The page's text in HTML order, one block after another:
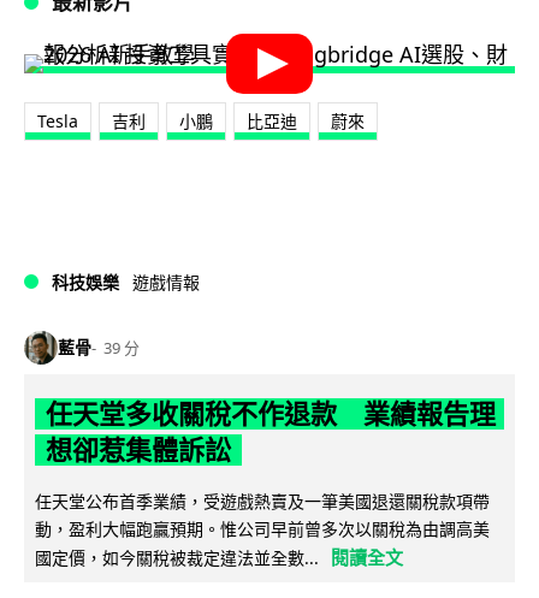
Tesla 吉利 小鵬 比亞迪 蔚來
科技娛樂 遊戲情報
藍骨 39 分
任天堂多收關稅不作退款 業績報告理
想卻惹集體訴訟
任天堂公布首季業績，受遊戲熱賣及一筆美國退還關稅款項帶
動，盈利大幅跑贏預期。惟公司早前曾多次以關稅為由調高美
國定價，如今關稅被裁定違法並全數...
閱讀全文